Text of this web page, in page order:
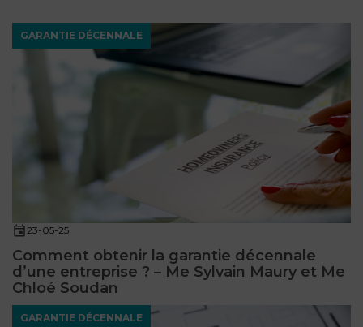
GARANTIE DÉCENNALE
23-05-25
Comment obtenir la garantie décennale
d’une entreprise ? – Me Sylvain Maury et Me
Chloé Soudan
GARANTIE DÉCENNALE